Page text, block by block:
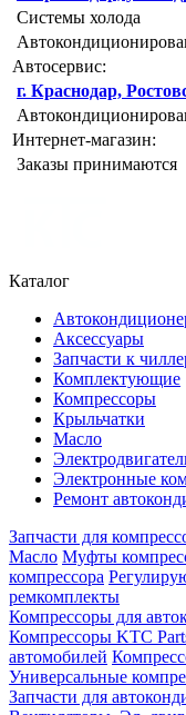
Системы холода
Автосервис:
г. Краснодар,
Интернет-магазин:
Заказы принимаются
Каталог
Аксессуары
Запчасти к
Комплектующие
Компрессоры
Крыльчатки
Масло
Электронные
Ремонт
Запчасти для
Масло Муфты
компрессора
ремкомплекты
Компрессоры для
Компрессоры KTC
автомобилей
Универсальные
Запчасти для